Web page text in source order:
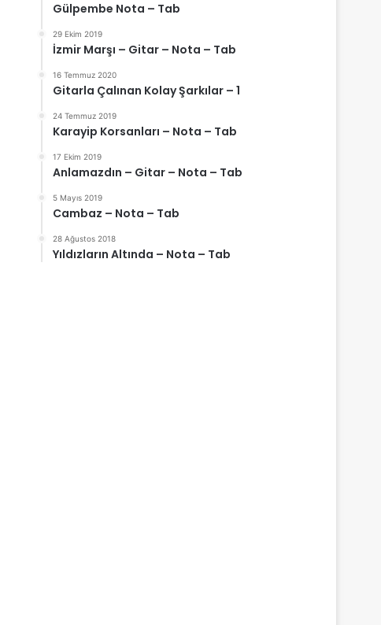
Gülpembe Nota – Tab
29 Ekim 2019
İzmir Marşı – Gitar – Nota – Tab
16 Temmuz 2020
Gitarla Çalınan Kolay Şarkılar – 1
24 Temmuz 2019
Karayip Korsanları – Nota – Tab
17 Ekim 2019
Anlamazdın – Gitar – Nota – Tab
5 Mayıs 2019
Cambaz – Nota – Tab
28 Ağustos 2018
Yıldızların Altında – Nota – Tab